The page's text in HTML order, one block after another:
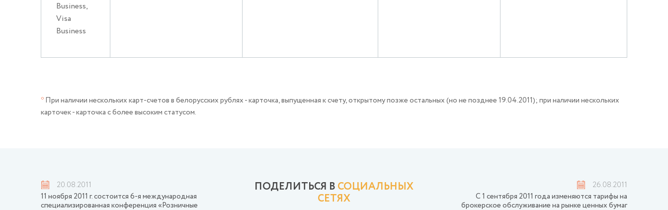
Business,
Visa
Business
*При наличии нескольких карт-счетов в белорусских рублях - карточка, выпущенная к счету, открытому позже остальных (но не позднее 19.04.2011); при наличии нескольких
карточек - карточка с более высоким статусом.
20.08.2011
11 ноября 2011 г. состоится 6-я международная
специализированная конференция «Розничные
ПОДЕЛИТЬСЯ В СОЦИАЛЬНЫХ
СЕТЯХ
26.08.2011
С 1 сентября 2011 года изменяются тарифы на
брокерское обслуживание на рынке ценных бумаг